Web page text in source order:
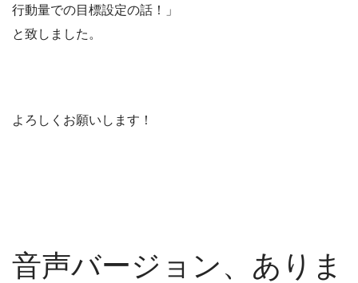
行動量での目標設定の話！」
と致しました。
よろしくお願いします！
音声バージョン、ありま